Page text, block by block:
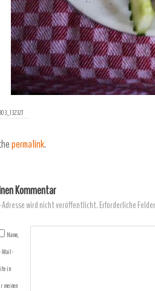
permalink.
Kommentar
Adresse wird nicht veröffentlicht.Erforderliche
Name,
Mail-
in
meinen